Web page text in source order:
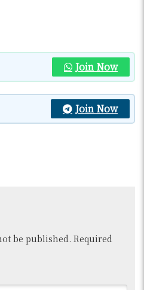
Join Now
Join Now
be published. Required